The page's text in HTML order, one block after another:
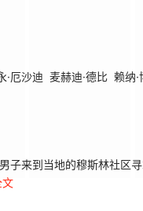
·厄沙迪 麦赫迪·德比 赖纳·
来到当地的穆斯林社区
文